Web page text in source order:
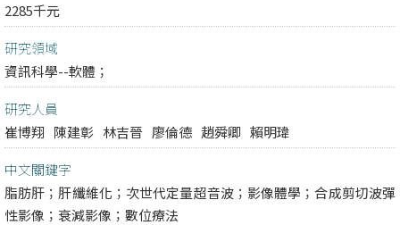
2285千元
研究領域
資訊科學--軟體；
研究人員
崔博翔 陳建彰 林吉晉 廖倫德 趙舜卿 賴明瑋
中文關鍵字
脂肪肝；肝纖維化；次世代定量超音波；影像體學；合成剪切波彈
性影像；衰減影像；數位療法